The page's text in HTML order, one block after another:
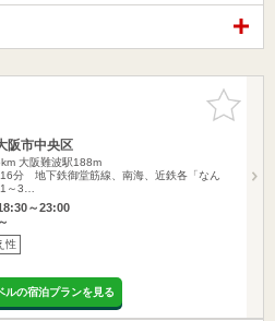
お気に入
りに追加
阪市中央区
大阪難波駅188m
分 地下鉄御堂筋線、南海、近鉄各「なん
～3…
～23:00
性
ルの宿泊プランを見る